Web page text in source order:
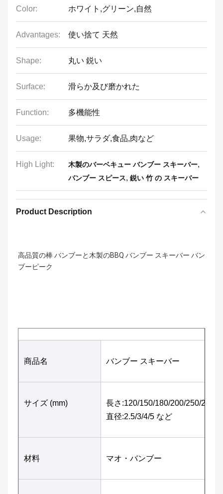
Color: ホワイト,グリーン,自然
Advantages: 使い捨て 天然
Shape: 丸い 鋭い
Surface: 滑らか及び磨かれた
Function: 多機能性
Usage: 果物,サラダ,食品,肉など
High Light: 木製のバーベキュー バンブー スキーバー,
バンブー スピース, 鋭い 竹 の スキーバー
Product Description
高品質の棒 バンブーと木製のBBQ バンブー スキーバー バン
ブーピーク
商品名 バンブー スキーバー
サイズ (mm)
長さ:120/150/180/200/250/280/
直径:2.5/3/4/5 など
材料 マオ・バンブー